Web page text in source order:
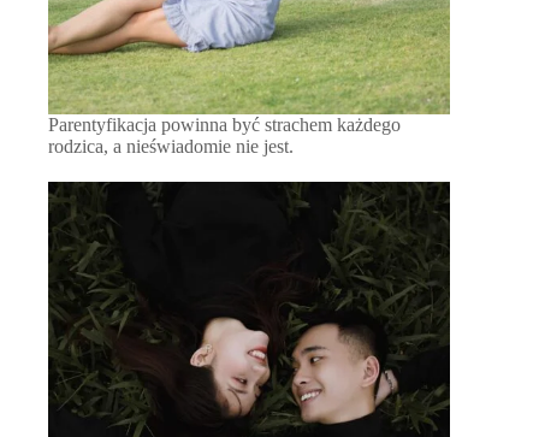
Parentyfikacja powinna być strachem każdego
rodzica, a nieświadomie nie jest.